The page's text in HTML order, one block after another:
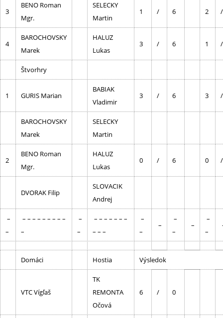
3
BENO Roman
Mgr.
SELECKY
Martin
1 / 6 2 /
4
BAROCHOVSKY
Marek
HALUZ
Lukas
3 / 6 1 /
Štvorhry
1 GURIS Marian
BABIAK
Vladimir
3 / 6 3 /
BAROCHOVSKY
Marek
SELECKY
Martin
2
BENO Roman
Mgr.
HALUZ
Lukas
0 / 6 0 /
DVORAK Filip
SLOVACIK
Andrej
–
–
– – – – – – – – –
–
–
–
– – – – – – –
– – –
–
–
–
–
–
–
–
–
Domáci Hostia Výsledok
VTC Vígľaš
TK
REMONTA
Očová
6 / 0